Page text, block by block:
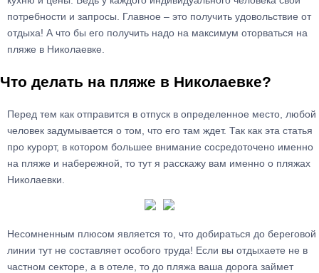
потребности и запросы. Главное – это получить удовольствие от
отдыха! А что бы его получить надо на максимум оторваться на
пляже в Николаевке.
Что делать на пляже в Николаевке?
Перед тем как отправится в отпуск в определенное место, любой
человек задумывается о том, что его там ждет. Так как эта статья
про курорт, в котором большее внимание сосредоточено именно
на пляже и набережной, то тут я расскажу вам именно о пляжах
Николаевки.
Несомненным плюсом является то, что добираться до береговой
линии тут не составляет особого труда! Если вы отдыхаете не в
частном секторе, а в отеле, то до пляжа ваша дорога займет